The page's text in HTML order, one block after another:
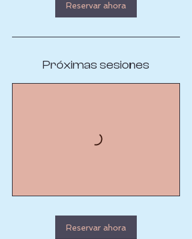
Reservar ahora
Próximas sesiones
Reservar ahora